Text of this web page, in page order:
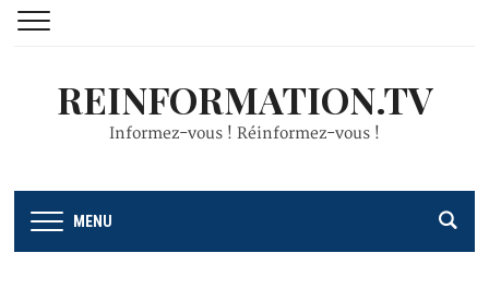
REINFORMATION.TV
Informez-vous ! Réinformez-vous !
MENU